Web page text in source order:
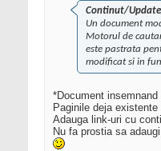
Continut/
Un document
Motorul de
este pastrata
modificat si in
*Document insemnand
Paginile deja
Adauga link-uri cu
Nu fa prostia sa